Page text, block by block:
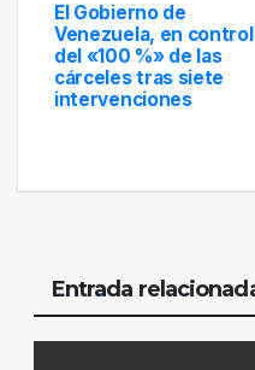
Navegación
de
El Gobierno de
Venezuela, en control
del «100 %» de las
cárceles tras siete
intervenciones
Entrada